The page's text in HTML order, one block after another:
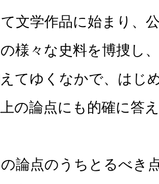
文学作品に始まり、
様々な史料を博捜し
てゆくなかで、はじ
の論点にも的確に答
論点のうちとるべき